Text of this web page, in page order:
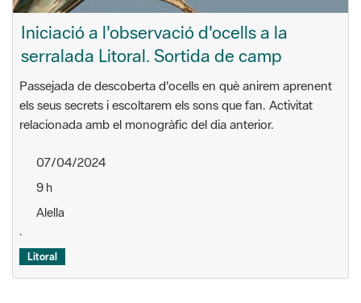
Iniciació a l'observació d'ocells a la
serralada Litoral. Sortida de camp
Passejada de descoberta d'ocells en què anirem aprenent
els seus secrets i escoltarem els sons que fan. Activitat
relacionada amb el monogràfic del dia anterior.
07/04/2024
9 h
Alella
.
Litoral